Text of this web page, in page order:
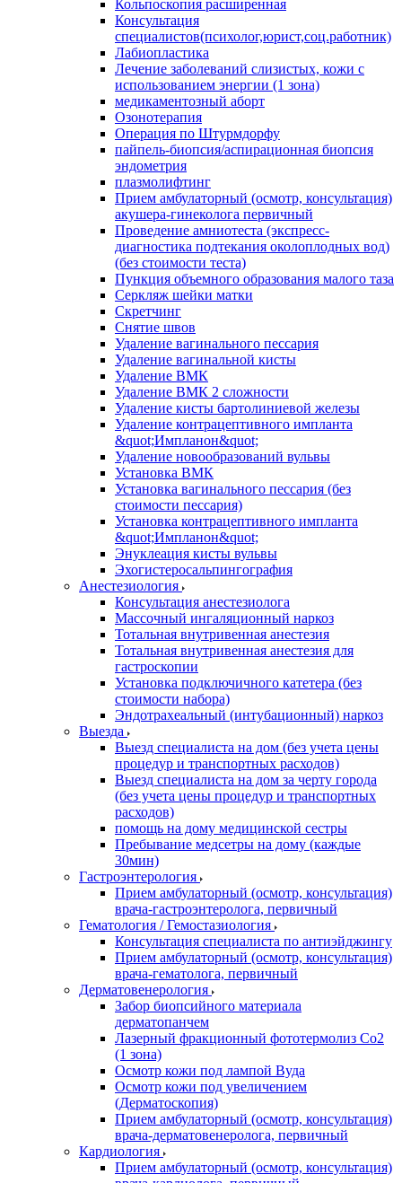
Кольпоскопия расширенная
Консультация
специалистов(психолог,юрист,соц.работник)
Лабиопластика
Лечение заболеваний слизистых, кожи с
использованием энергии (1 зона)
медикаментозный аборт
Озонотерапия
Операция по Штурмдорфу
пайпель-биопсия/аспирационная биопсия
эндометрия
плазмолифтинг
Прием амбулаторный (осмотр, консультация)
акушера-гинеколога первичный
Проведение амниотеста (экспресс-
диагностика подтекания околоплодных вод)
(без стоимости теста)
Пункция объемного образования малого таза
Серкляж шейки матки
Скретчинг
Снятие швов
Удаление вагинального пессария
Удаление вагинальной кисты
Удаление ВМК
Удаление ВМК 2 сложности
Удаление кисты бартолиниевой железы
Удаление контрацептивного импланта
&quot;Импланон&quot;
Удаление новообразований вульвы
Установка ВМК
Установка вагинального пессария (без
стоимости пессария)
Установка контрацептивного импланта
&quot;Импланон&quot;
Энуклеация кисты вульвы
Эхогистеросальпингография
Анестезиология
Консультация анестезиолога
Массочный ингаляционный наркоз
Тотальная внутривенная анестезия
Тотальная внутривенная анестезия для
гастроскопии
Установка подключичного катетера (без
стоимости набора)
Эндотрахеальный (интубационный) наркоз
Выезда
Выезд специалиста на дом (без учета цены
процедур и транспортных расходов)
Выезд специалиста на дом за черту города
(без учета цены процедур и транспортных
расходов)
помощь на дому медицинской сестры
Пребывание медсетры на дому (каждые
30мин)
Гастроэнтерология
Прием амбулаторный (осмотр, консультация)
врача-гастроэнтеролога, первичный
Гематология / Гемостазиология
Консультация специалиста по антиэйджингу
Прием амбулаторный (осмотр, консультация)
врача-гематолога, первичный
Дерматовенерология
Забор биопсийного материала
дерматопанчем
Лазерный фракционный фототермолиз Со2
(1 зона)
Осмотр кожи под лампой Вуда
Осмотр кожи под увеличением
(Дерматоскопия)
Прием амбулаторный (осмотр, консультация)
врача-дерматовенеролога, первичный
Кардиология
Прием амбулаторный (осмотр, консультация)